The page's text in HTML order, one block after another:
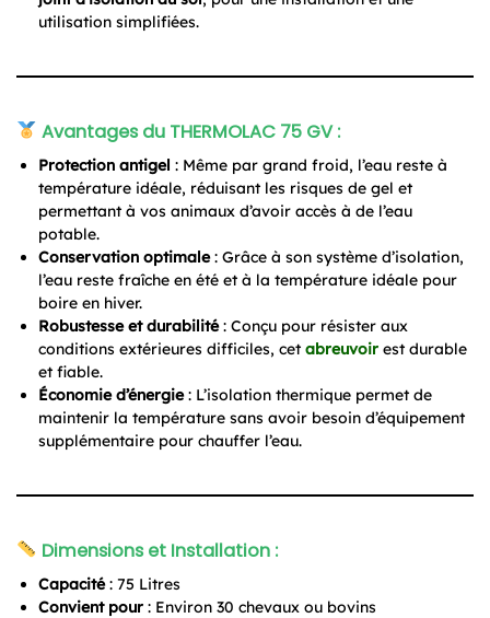
utilisation simplifiées.
Avantages du THERMOLAC 75 GV:
Protection antigel : Même par grand froid, l’eau reste à
température idéale, réduisant les risques de gel et
permettant à vos animaux d’avoir accès à de l’eau
potable.
Conservation optimale: Grâce à son système d’isolation,
l’eau reste fraîche en été et à la température idéale pour
boire en hiver.
Robustesse et durabilité: Conçu pour résister aux
conditions extérieures difficiles, cet abreuvoir est durable
et fiable.
Économie d’énergie: L’isolation thermique permet de
maintenir la température sans avoir besoin d’équipement
supplémentaire pour chauffer l’eau.
Dimensions et Installation :
Capacité: 75 Litres
Convient pour : Environ 30 chevaux ou bovins